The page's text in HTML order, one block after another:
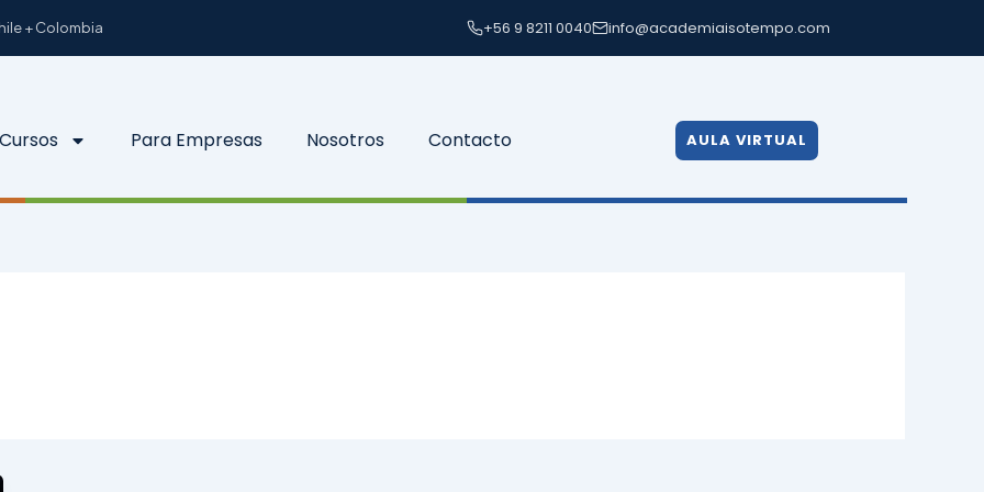
+ Colombia +56 9 8211 0040 info@academiaisotempo.com
Cursos Para Empresas Nosotros Contacto AULA VIRTUAL